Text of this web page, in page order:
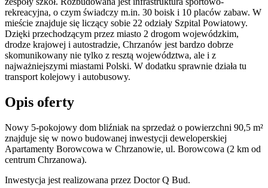
rekreacyjna, o czym świadczy m.in. 30 boisk i 10 placów zabaw. W
mieście znajduje się liczący sobie 22 odziały Szpital Powiatowy.
Dzięki przechodzącym przez miasto 2 drogom wojewódzkim,
drodze krajowej i autostradzie, Chrzanów jest bardzo dobrze
skomunikowany nie tylko z resztą województwa, ale i z
najważniejszymi miastami Polski. W dodatku sprawnie działa tu
transport kolejowy i autobusowy.
Opis oferty
Nowy 5-pokojowy dom bliźniak na sprzedaż o powierzchni 90,5 m²
znajduje się w nowo budowanej inwestycji deweloperskiej
Apartamenty Borowcowa w Chrzanowie, ul. Borowcowa (2 km od
centrum Chrzanowa).
Inwestycja jest realizowana przez Doctor Q Bud.